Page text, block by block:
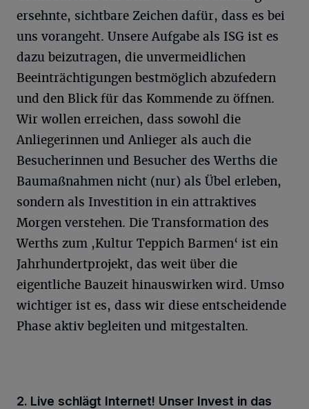
ersehnte, sichtbare Zeichen dafür, dass es bei
uns vorangeht. Unsere Aufgabe als ISG ist es
dazu beizutragen, die unvermeidlichen
Beeinträchtigungen bestmöglich abzufedern
und den Blick für das Kommende zu öffnen.
Wir wollen erreichen, dass sowohl die
Anliegerinnen und Anlieger als auch die
Besucherinnen und Besucher des Werths die
Baumaßnahmen nicht (nur) als Übel erleben,
sondern als Investition in ein attraktives
Morgen verstehen. Die Transformation des
Werths zum ,Kultur Teppich Barmen‘ ist ein
Jahrhundertprojekt, das weit über die
eigentliche Bauzeit hinauswirken wird. Umso
wichtiger ist es, dass wir diese entscheidende
Phase aktiv begleiten und mitgestalten.
2. Live schlägt Internet! Unser Invest in das